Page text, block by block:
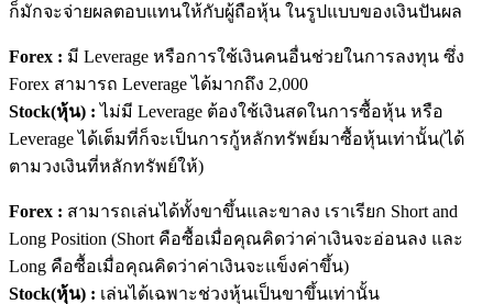
ก็มักจะจ่ายผลตอบแทนให้กับผู้ถือหุ้น ในรูปแบบของเงินปันผล
Forex : มี Leverage หรือการใช้เงินคนอื่นช่วยในการลงทุน ซึ่ง
Forex สามารถ Leverage ได้มากถึง 2,000
Stock(หุ้น) : ไม่มี Leverage ต้องใช้เงินสดในการซื้อหุ้น หรือ
Leverage ได้เต็มที่ก็จะเป็นการกู้หลักทรัพย์มาซื้อหุ้นเท่านั้น(ได้
ตามวงเงินที่หลักทรัพย์ให้)
Forex : สามารถเล่นได้ทั้งขาขึ้นและขาลง เราเรียก Short and
Long Position (Short คือซื้อเมื่อคุณคิดว่าค่าเงินจะอ่อนลง และ
Long คือซื้อเมื่อคุณคิดว่าค่าเงินจะแข็งค่าขึ้น)
Stock(หุ้น) : เล่นได้เฉพาะช่วงหุ้นเป็นขาขึ้นเท่านั้น